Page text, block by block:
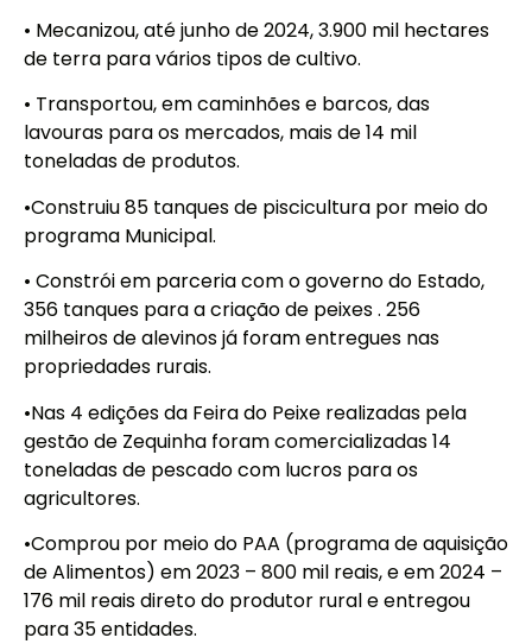
• Mecanizou, até junho de 2024, 3.900 mil hectares
de terra para vários tipos de cultivo.
• Transportou, em caminhões e barcos, das
lavouras para os mercados, mais de 14 mil
toneladas de produtos.
•Construiu 85 tanques de piscicultura por meio do
programa Municipal.
• Constrói em parceria com o governo do Estado,
356 tanques para a criação de peixes . 256
milheiros de alevinos já foram entregues nas
propriedades rurais.
•Nas 4 edições da Feira do Peixe realizadas pela
gestão de Zequinha foram comercializadas 14
toneladas de pescado com lucros para os
agricultores.
•Comprou por meio do PAA (programa de aquisição
de Alimentos) em 2023 – 800 mil reais, e em 2024 –
176 mil reais direto do produtor rural e entregou
para 35 entidades.